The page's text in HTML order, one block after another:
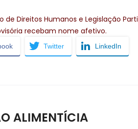
de Direitos Humanos e Legislação
recebam nome afetivo.
Twitter LinkedIn
ALIMENTÍCIA